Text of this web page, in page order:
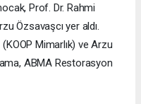
Prof. Dr. Rahmi
Özsavaşcı yer aldı.
Mimarlık) ve Arzu
ABMA Restorasyon